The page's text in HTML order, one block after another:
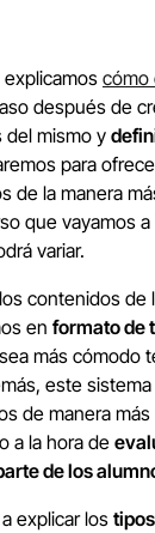
explicamos cómo
después de
del mismo y
para
de la manera
que vayamos
variar.
contenidos de
en formato de
más cómodo
este
de manera más
a la hora de
de los
explicar los